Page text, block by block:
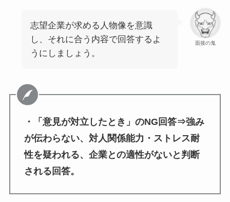
面接の鬼
志望企業が求める人物像を意識
し、それに合う内容で回答するよ
うにしましょう。
・「意見が対立したとき」のNG回答⇒強み
が伝わらない、対人関係能力・ストレス耐
性を疑われる、企業との適性がないと判断
される回答。